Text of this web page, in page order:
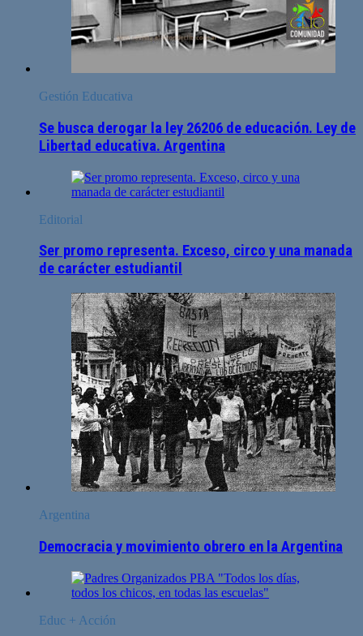
Gestión Educativa
Se busca derogar la ley 26206 de educación. Ley de
Libertad educativa. Argentina
Editorial
Ser promo representa. Exceso, circo y una manada
de carácter estudiantil
Argentina
Democracia y movimiento obrero en la Argentina
Educ + Acción